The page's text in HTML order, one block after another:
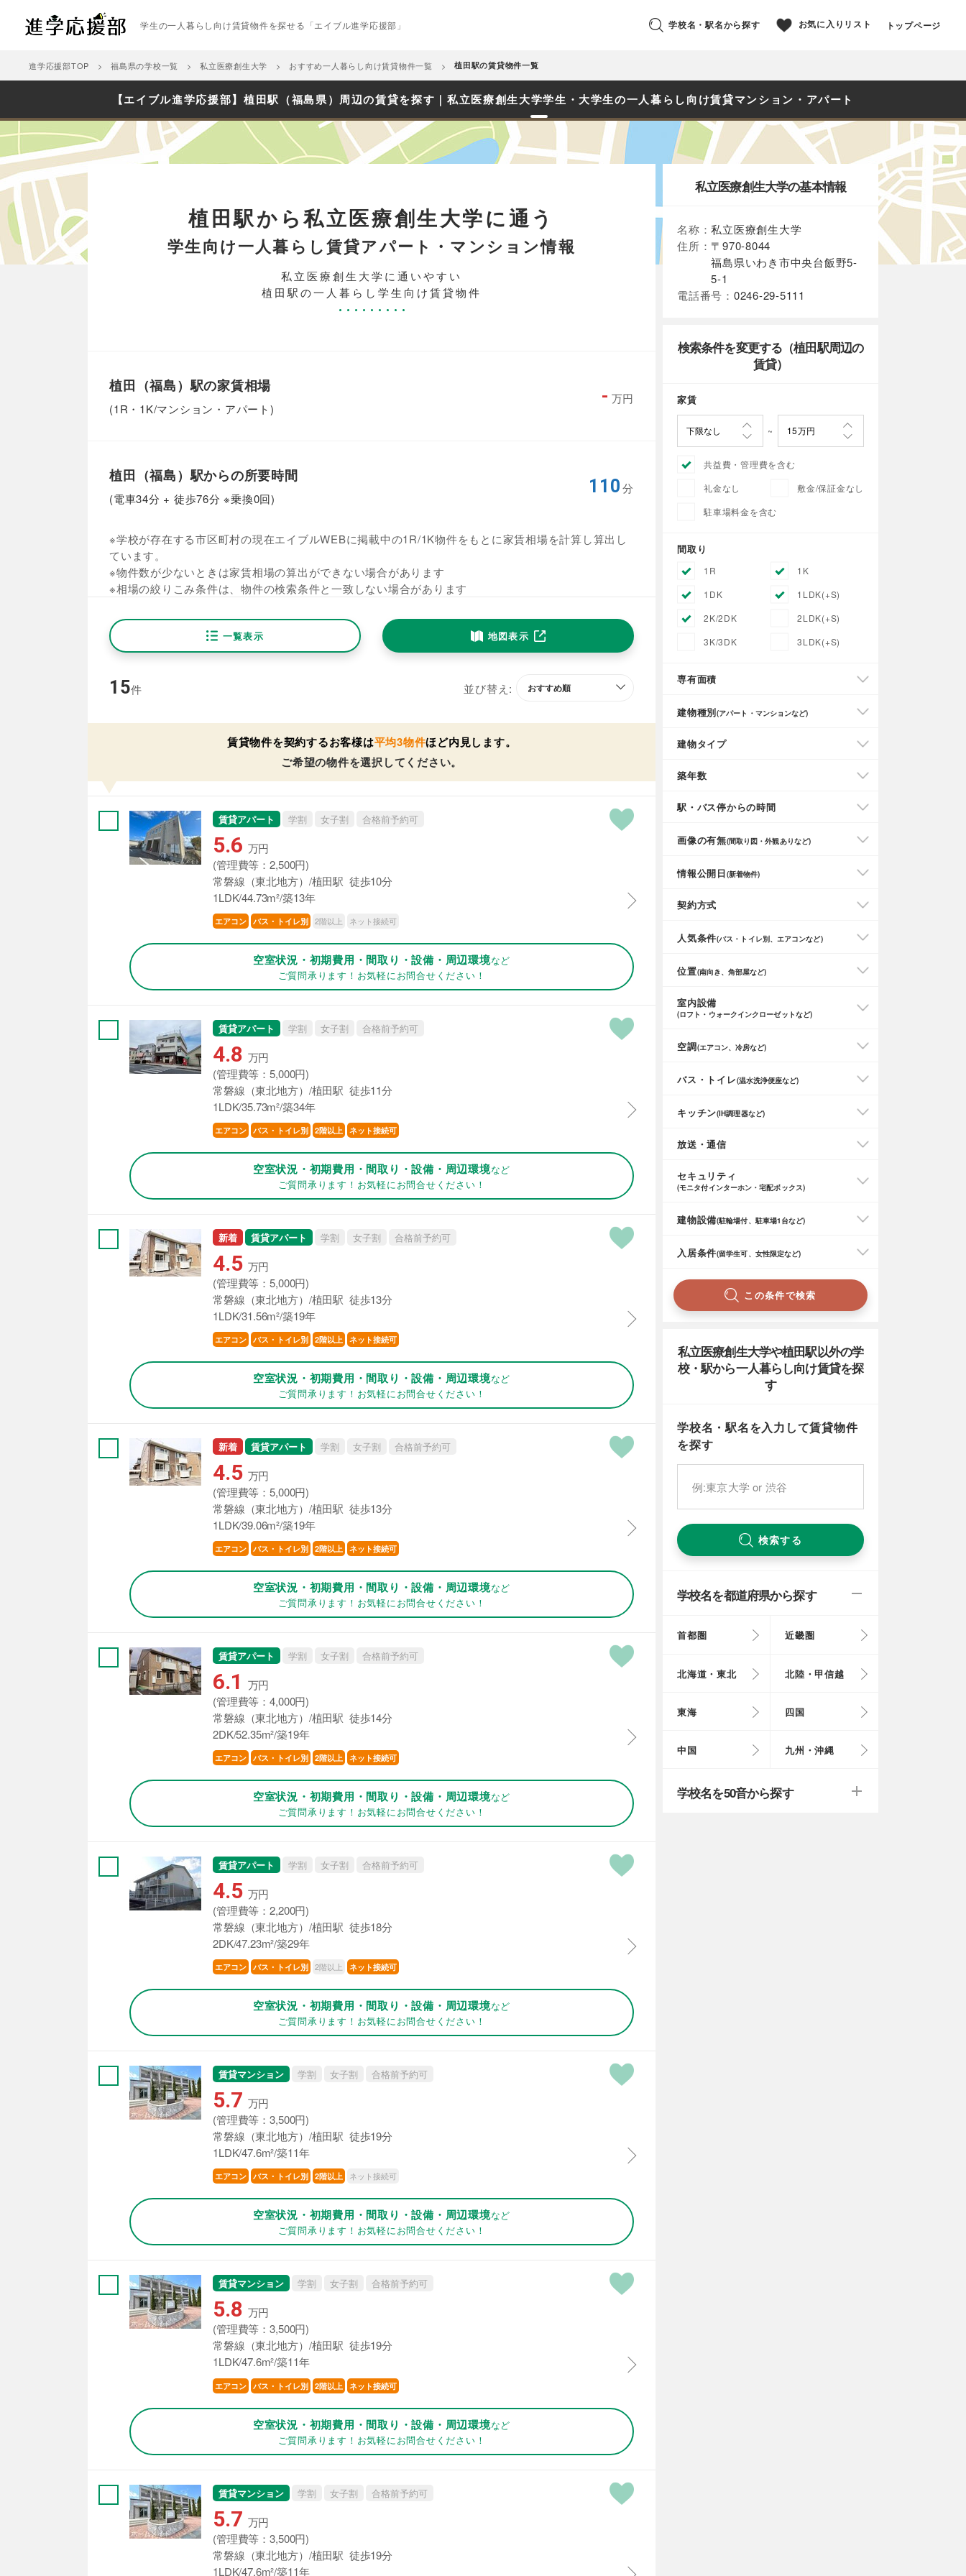
学生の一人暮らし向け賃貸物件を探せる「エイブル進学応援部」 学校名・駅名から探す お気に入りリスト トップページ
進学応援部TOP 福島県の学校一覧 私立医療創生大学 おすすめ一人暮らし向け賃貸物件一覧 植田駅の賃貸物件一覧
【エイブル進学応援部】植田駅（福島県）周辺の賃貸を探す｜私立医療創生大学学生・大学生の一人暮らし向け賃貸マンション・アパート
植田駅から私立医療創生大学に通う
学生向け一人暮らし賃貸アパート・マンション情報
私立医療創生大学に通いやすい
植田駅の一人暮らし学生向け賃貸物件
植田（福島）駅の家賃相場
(1R・1K/マンション・アパート)
- 万円
植田（福島）駅からの所要時間
(電車34分 + 徒歩76分 ※乗換0回)
110 分
※学校が存在する市区町村の現在エイブルWEBに掲載中の1R/1K物件をもとに家賃相場を計算し算出し
ています。
※物件数が少ないときは家賃相場の算出ができない場合があります
※相場の絞りこみ条件は、物件の検索条件と一致しない場合があります
一覧表示 地図表示
15件 並び替え:
賃貸物件を契約するお客様は平均3物件ほど内見します。
ご希望の物件を選択してください。
賃貸アパート 学割 女子割 合格前予約可
5.6 万円
(管理費等：2,500円)
常磐線（東北地方）/植田駅 徒歩10分
1LDK/44.73m²/築13年
エアコン バス・トイレ別 2階以上 ネット接続可
空室状況・初期費用・間取り・設備・周辺環境など
ご質問承ります！お気軽にお問合せください！
賃貸アパート 学割 女子割 合格前予約可
4.8 万円
(管理費等：5,000円)
常磐線（東北地方）/植田駅 徒歩11分
1LDK/35.73m²/築34年
エアコン バス・トイレ別 2階以上 ネット接続可
空室状況・初期費用・間取り・設備・周辺環境など
ご質問承ります！お気軽にお問合せください！
新着 賃貸アパート 学割 女子割 合格前予約可
4.5 万円
(管理費等：5,000円)
常磐線（東北地方）/植田駅 徒歩13分
1LDK/31.56m²/築19年
エアコン バス・トイレ別 2階以上 ネット接続可
空室状況・初期費用・間取り・設備・周辺環境など
ご質問承ります！お気軽にお問合せください！
新着 賃貸アパート 学割 女子割 合格前予約可
4.5 万円
(管理費等：5,000円)
常磐線（東北地方）/植田駅 徒歩13分
1LDK/39.06m²/築19年
エアコン バス・トイレ別 2階以上 ネット接続可
空室状況・初期費用・間取り・設備・周辺環境など
ご質問承ります！お気軽にお問合せください！
賃貸アパート 学割 女子割 合格前予約可
6.1 万円
(管理費等：4,000円)
常磐線（東北地方）/植田駅 徒歩14分
2DK/52.35m²/築19年
エアコン バス・トイレ別 2階以上 ネット接続可
空室状況・初期費用・間取り・設備・周辺環境など
ご質問承ります！お気軽にお問合せください！
賃貸アパート 学割 女子割 合格前予約可
4.5 万円
(管理費等：2,200円)
常磐線（東北地方）/植田駅 徒歩18分
2DK/47.23m²/築29年
エアコン バス・トイレ別 2階以上 ネット接続可
空室状況・初期費用・間取り・設備・周辺環境など
ご質問承ります！お気軽にお問合せください！
賃貸マンション 学割 女子割 合格前予約可
5.7 万円
(管理費等：3,500円)
常磐線（東北地方）/植田駅 徒歩19分
1LDK/47.6m²/築11年
エアコン バス・トイレ別 2階以上 ネット接続可
空室状況・初期費用・間取り・設備・周辺環境など
ご質問承ります！お気軽にお問合せください！
賃貸マンション 学割 女子割 合格前予約可
5.8 万円
(管理費等：3,500円)
常磐線（東北地方）/植田駅 徒歩19分
1LDK/47.6m²/築11年
エアコン バス・トイレ別 2階以上 ネット接続可
空室状況・初期費用・間取り・設備・周辺環境など
ご質問承ります！お気軽にお問合せください！
賃貸マンション 学割 女子割 合格前予約可
5.7 万円
(管理費等：3,500円)
常磐線（東北地方）/植田駅 徒歩19分
1LDK/47.6m²/築11年
私立医療創生大学の基本情報
名称：私立医療創生大学
住所： 〒970-8044
福島県いわき市中央台飯野5-
5-1
電話番号： 0246-29-5111
検索条件を変更する（植田駅周辺の
賃貸）
家賃
共益費・管理費を含む
礼金なし
敷金/保証金なし
駐車場料金を含む
間取り
1R
1K
1DK
1LDK(+S)
2K/2DK
2LDK(+S)
3K/3DK
3LDK(+S)
専有面積
建物種別(アパート・マンションなど)
建物タイプ
築年数
駅・バス停からの時間
画像の有無(間取り図・外観ありなど)
情報公開日(新着物件)
契約方式
人気条件(バス・トイレ別、エアコンなど)
位置(南向き、角部屋など)
室内設備
(ロフト・ウォークインクローゼットなど)
空調(エアコン、冷房など)
バス・トイレ(温水洗浄便座など)
キッチン(IH調理器など)
放送・通信
セキュリティ
(モニタ付インターホン・宅配ボックス)
建物設備(駐輪場付、駐車場1台など)
入居条件(留学生可、女性限定など)
この条件で検索
私立医療創生大学や植田駅以外の学
校・駅から一人暮らし向け賃貸を探
す
学校名・駅名を入力して賃貸物件
を探す
検索する
学校名を都道府県から探す
首都圏 近畿圏
北海道・東北 北陸・甲信越
東海 四国
中国 九州・沖縄
学校名を50音から探す